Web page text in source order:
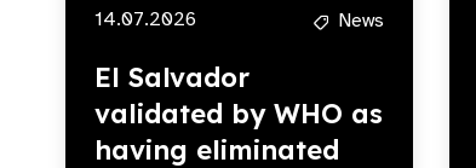
14.07.2026 News
El Salvador
validated by WHO as
having eliminated